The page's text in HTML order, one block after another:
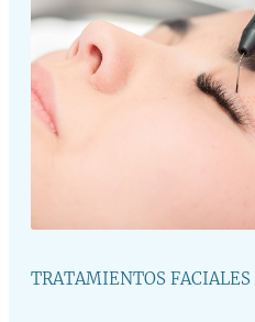
TRATAMIENTOS FACIALES